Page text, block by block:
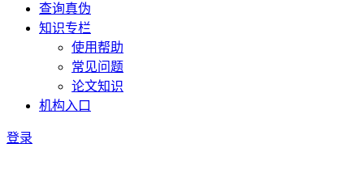
查询真伪
知识专栏
使用帮助
常见问题
论文知识
机构入口
登录